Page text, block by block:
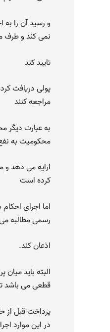
و رسید آن را
نمی کند و طرف
تایید کند
پولی دریافت
مراجعه کنند
به عبارت
محکومیت به
ارایه می دهد
کرده است
اما اجرای
رسمی مطالبه
اذعان کند.
البته باید
قطعی می باشد
پرداخت قبل از
در این موارد